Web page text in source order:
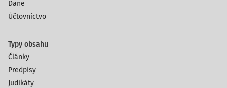
Dane
Účtovníctvo
Typy obsahu
Články
Predpisy
Judikáty